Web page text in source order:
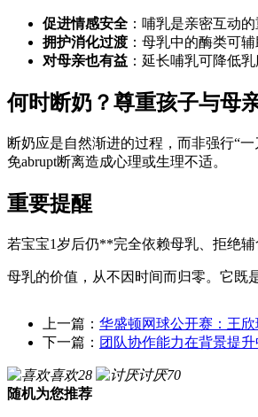
促进情感安全 ：哺乳是亲密互动
拥护消化过渡 ：母乳中的酶类可
对母亲也有益 ：延长哺乳可降低
何时断奶？尊重孩子与母
断奶应是自然渐进的过程，而非强行“
免abrupt断离造成心理或生理不适。
重要提醒
若宝宝1岁后仍**完全依赖母乳、拒绝
母乳的价值，从不因时间而归零。它既
上一篇： 华盛顿网球公开赛：王
下一篇： 团队协作能力在背景提
喜欢28 讨厌70
随机为您推荐